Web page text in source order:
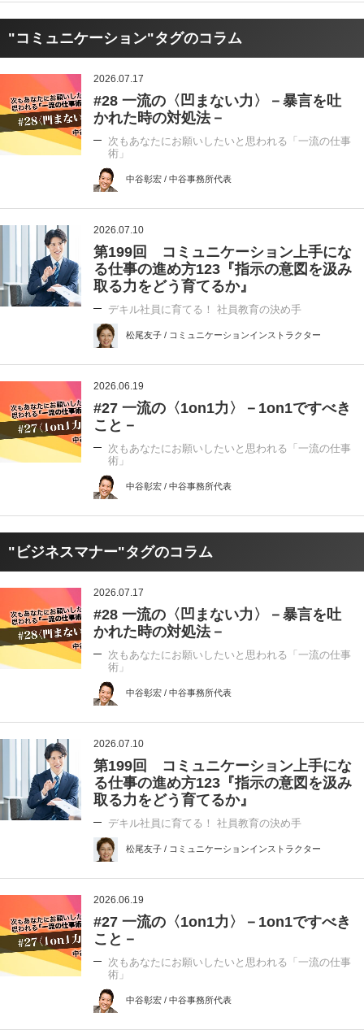
"コミュニケーション"タグのコラム
2026.07.17
#28 一流の〈凹まない力〉－暴言を吐
かれた時の対処法－
次もあなたにお願いしたいと思われる「一流の仕事
術」
中谷彰宏 / 中谷事務所代表
2026.07.10
第199回 コミュニケーション上手にな
る仕事の進め方123『指示の意図を汲み
取る力をどう育てるか』
デキル社員に育てる！ 社員教育の決め手
松尾友子 / コミュニケーションインストラクター
2026.06.19
#27 一流の〈1on1力〉－1on1ですべき
こと－
次もあなたにお願いしたいと思われる「一流の仕事
術」
中谷彰宏 / 中谷事務所代表
"ビジネスマナー"タグのコラム
2026.07.17
#28 一流の〈凹まない力〉－暴言を吐
かれた時の対処法－
次もあなたにお願いしたいと思われる「一流の仕事
術」
中谷彰宏 / 中谷事務所代表
2026.07.10
第199回 コミュニケーション上手にな
る仕事の進め方123『指示の意図を汲み
取る力をどう育てるか』
デキル社員に育てる！ 社員教育の決め手
松尾友子 / コミュニケーションインストラクター
2026.06.19
#27 一流の〈1on1力〉－1on1ですべき
こと－
次もあなたにお願いしたいと思われる「一流の仕事
術」
中谷彰宏 / 中谷事務所代表